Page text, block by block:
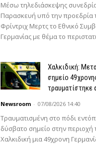
Μέσω τηλεδιάσκεψης
Παρασκευή υπό την προεδρία
Φρίντριχ Μερτς το Εθνικό
Γερμανίας με θέμα το
Χαλκιδική:
σημείο
τραυματίστηκε
Newsroom - 07/08/2026 14:40
Τραυματισμένη στο πόδι
δύσβατο σημείο στην περιοχή
Χαλκιδική μια 49χρονη